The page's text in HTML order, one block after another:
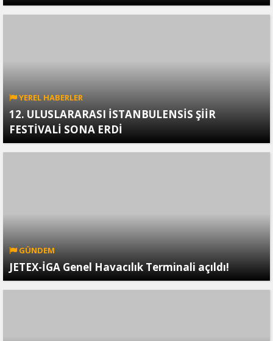
YEREL HABERLER
12. ULUSLARARASI İSTANBULENSİS ŞİİR
FESTİVALİ SONA ERDİ
GÜNDEM
JETEX-İGA Genel Havacılık Terminali açıldı!